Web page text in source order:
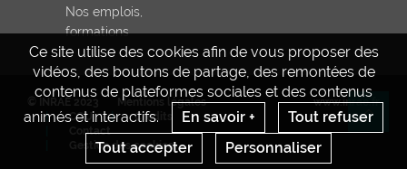
Ce site utilise des cookies afin de vous proposer des
vidéos, des boutons de partage, des remontées de
contenus de plateformes sociales et des contenus
animés et interactifs.
En savoir +
Tout refuser
Tout accepter
Personnaliser
Nos emplois,
formations
Mentions légales
CGU
Crédits
Contact
Gestion des cookies
www.inrae.fr